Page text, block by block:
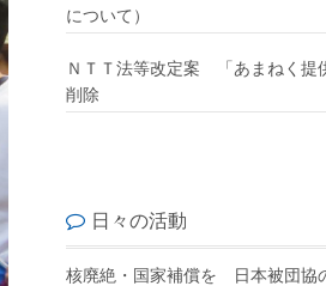
について）
ＮＴＴ法等改定案 「あまねく提
削除
日々の活動
核廃絶・国家補償を 日本被団協